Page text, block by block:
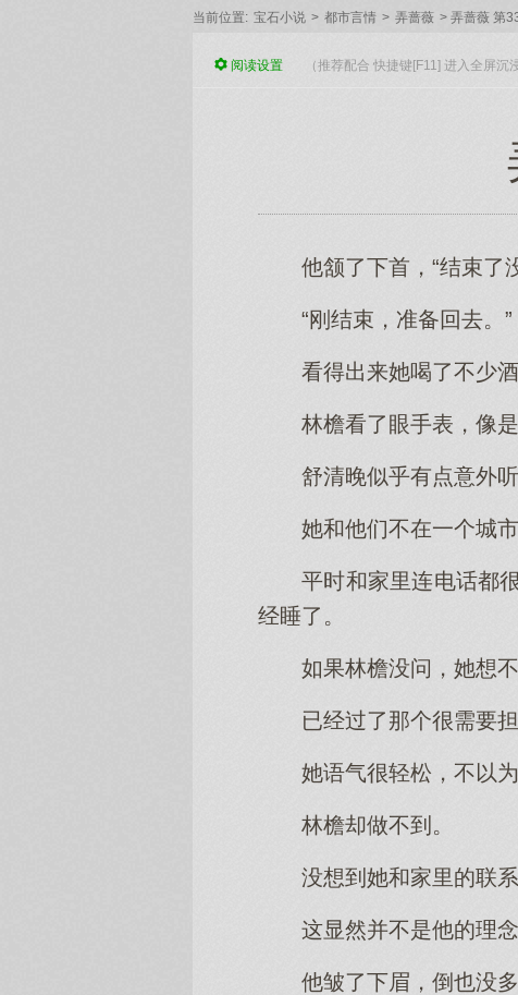
当前位置: 宝石小说 > 都市言情 > 弄蔷薇 > 弄蔷薇 第
阅读设置 （推荐配合 快捷键[F11] 进入全屏沉
他颔了下首，“结束了
“刚结束，准备回去。”
看得出来她喝了不少酒
林檐看了眼手表，像
舒清晚似乎有点意外
她和他们不在一个城
平时和家里连电话都
经睡了。
如果林檐没问，她想不
已经过了那个很需要
她语气很轻松，不以为
林檐却做不到。
没想到她和家里的联
这显然并不是他的理念
他皱了下眉，倒也没